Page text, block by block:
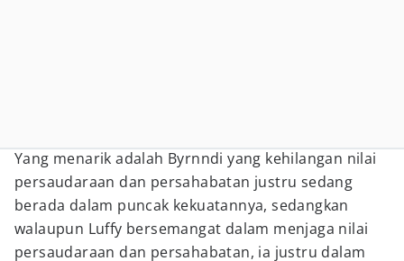
Yang menarik adalah Byrnndi yang kehilangan nilai
persaudaraan dan persahabatan justru sedang
berada dalam puncak kekuatannya, sedangkan
walaupun Luffy bersemangat dalam menjaga nilai
persaudaraan dan persahabatan, ia justru dalam